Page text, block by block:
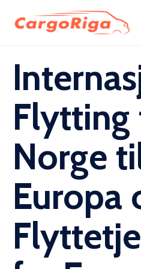
Flytting
Norge
Europa